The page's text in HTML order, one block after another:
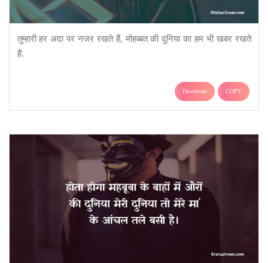
तुम्हारी हर अदा पर नजर रखते हैं, मोहब्बत की दुनिया का हम भी खबर रखते
हैं.
Download COPY